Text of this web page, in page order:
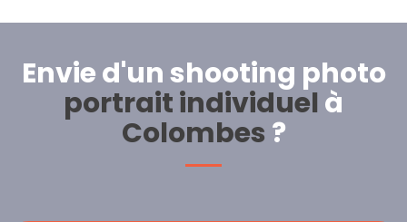
Envie d'un shooting photo
portrait individuelà
Colombes ?